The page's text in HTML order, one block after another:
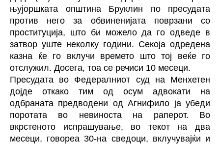
њујоршката општина Бруклин по пресудата
против него за обвиненијата поврзани со
проституција, што би можело да го одведе в
затвор уште неколку години. Секоја одредена
казна ќе го вклучи времето што тој веќе го
отслужил. Досега, тоа се речиси 10 месеци.
Пресудата во Федералниот суд на Менхетен
дојде откако тим од осум адвокати на
одбраната предводени од Агнифило ја убеди
поротата во невиноста на раперот. Во
вкрстеното испрашување, во текот на два
месеци, говореа 30-на сведоци, вклучувајќи и